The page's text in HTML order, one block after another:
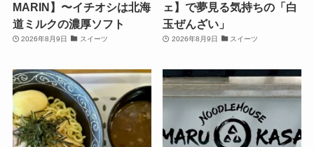
MARIN】〜イチオシは北海
道ミルクの濃厚ソフト
2026年8月9日 スイーツ
ェ】で夢見る気持ちの「白
玉ぜんざい」
2026年8月9日 スイーツ